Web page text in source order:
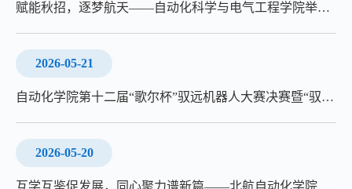
赋能秋招，逐梦航天——自动化科学与电气工程学院举办就业经验分享会院所专场
2026-05-21
自动化学院第十二届“歌尔杯”驭远机器人大赛决赛暨“驭远 正青春”主题团课圆满举行
2026-05-20